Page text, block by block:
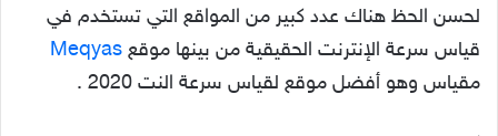
لحسن الحظ هناك عدد كبير من المواقع التي تستخدم في
قياس سرعة الإنترنت الحقيقية من بينها موقع Meqyas
مقياس وهو أفضل موقع لقياس سرعة النت 2020 .